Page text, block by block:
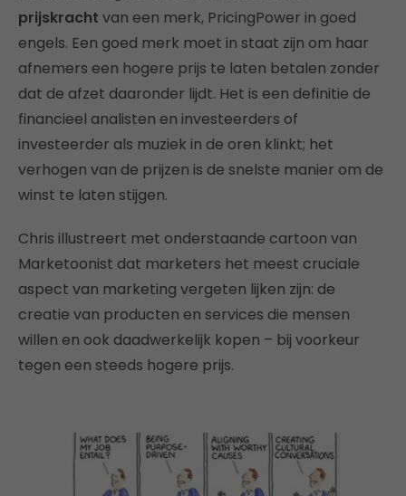
prijskracht van een merk, PricingPower in goed
engels. Een goed merk moet in staat zijn om haar
afnemers een hogere prijs te laten betalen zonder
dat de afzet daaronder lijdt. Het is een definitie de
financieel analisten en investeerders of
investeerder als muziek in de oren klinkt; het
verhogen van de prijzen is de snelste manier om de
winst te laten stijgen.
Chris illustreert met onderstaande cartoon van
Marketoonist dat marketers het meest cruciale
aspect van marketing vergeten lijken zijn: de
creatie van producten en services die mensen
willen en ook daadwerkelijk kopen – bij voorkeur
tegen een steeds hogere prijs.